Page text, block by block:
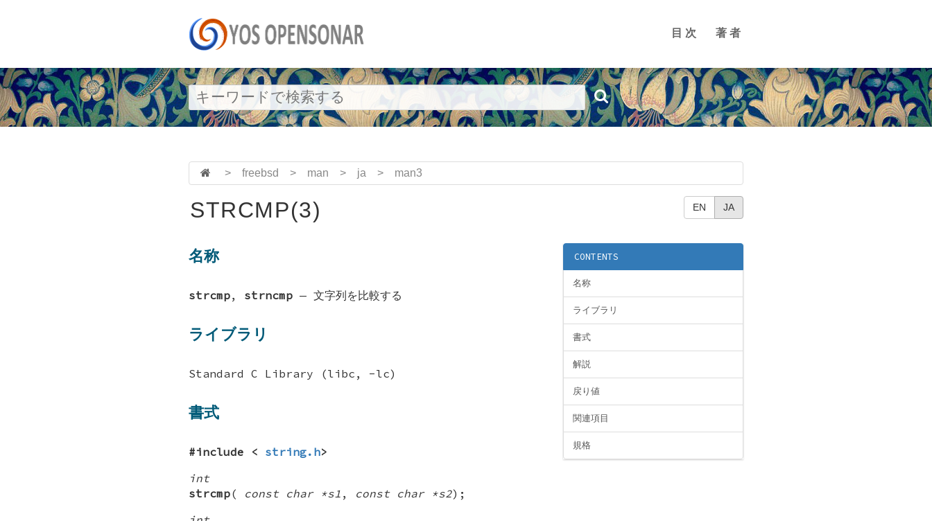
目次 著者
> freebsd > man > ja > man3
EN JA
STRCMP(3)
CONTENTS
名称
ライブラリ
書式
解説
戻り値
関連項目
規格
名称
strcmp, strncmp — 文字列を比較する
ライブラリ
Standard C Library (libc, -lc)
書式
#include < string.h>
int
strcmp( const char *s1 , const char *s2);